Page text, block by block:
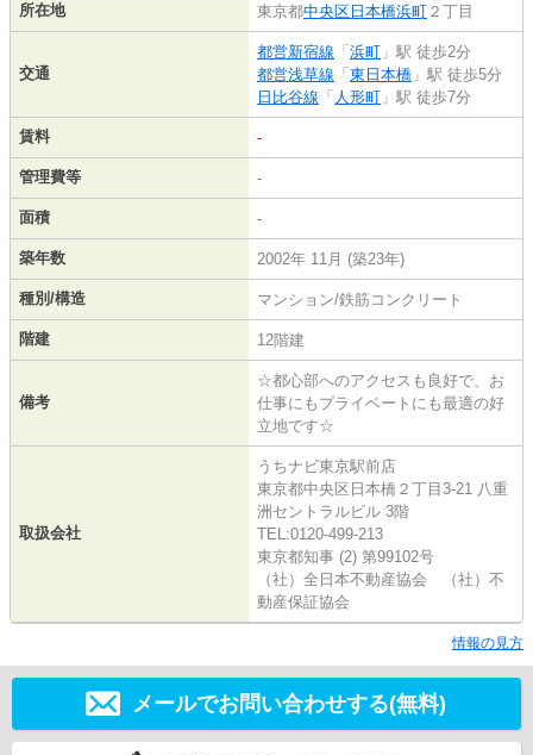
所在地 東京都中央区 日本橋浜町 ２丁目
交通
都営新宿線 「 浜町 」駅 徒歩2分
都営浅草線 「 東日本橋 」駅 徒歩5分
日比谷線 「 人形町 」駅 徒歩7分
賃料 -
管理費等 -
面積 -
築年数 2002年 11月 (築23年)
種別/構造 マンション/鉄筋コンクリート
階建 12階建
備考
☆都心部へのアクセスも良好で、お
仕事にもプライベートにも最適の好
立地です☆
取扱会社
うちナビ東京駅前店
東京都中央区日本橋２丁目3-21 八重
洲セントラルビル 3階
TEL:0120-499-213
東京都知事 (2) 第99102号
（社）全日本不動産協会 （社）不
動産保証協会
情報の見方
メールでお問い合わせする(無料)